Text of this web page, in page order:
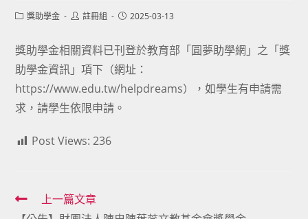
Post獎助學金
Post註冊組
Post2025-03-13
獎助學金相關資料已刊登於教育部「圓夢助學網」之「獎
助學金資訊」項下（網址：
https://www.edu.tw/helpdreams），如學生有申請需
求，請學生依限申請。
Post Views: 236
Read上一篇文章